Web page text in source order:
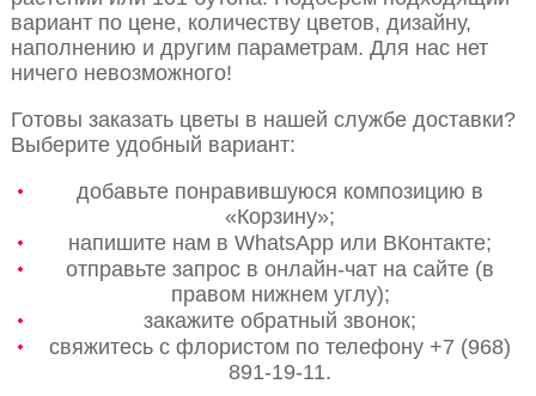
вариант по цене, количеству цветов, дизайну,
наполнению и другим параметрам. Для нас нет
ничего невозможного!
Готовы заказать цветы в нашей службе доставки?
Выберите удобный вариант:
добавьте понравившуюся композицию в
«Корзину»;
напишите нам в WhatsApp или ВКонтакте;
отправьте запрос в онлайн-чат на сайте (в
правом нижнем углу);
закажите обратный звонок;
свяжитесь с флористом по телефону +7 (968)
891-19-11.